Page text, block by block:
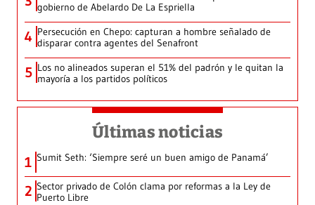
gobierno de Abelardo De La Espriella
4 Persecución en Chepo: capturan a hombre señalado de
disparar contra agentes del Senafront
5 Los no alineados superan el 51% del padrón y le quitan la
mayoría a los partidos políticos
Últimas noticias
1 Sumit Seth: ‘Siempre seré un buen amigo de Panamá’
2 Sector privado de Colón clama por reformas a la Ley de
Puerto Libre